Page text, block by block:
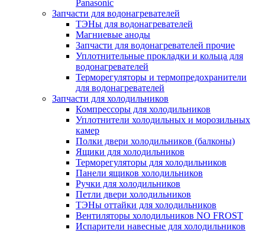
Panasonic
Запчасти для водонагревателей
ТЭНы для водонагревателей
Магниевые аноды
Запчасти для водонагревателей прочие
Уплотнительные прокладки и кольца для
водонагревателей
Терморегуляторы и термопредохранители
для водонагревателей
Запчасти для холодильников
Компрессоры для холодильников
Уплотнители холодильных и морозильных
камер
Полки двери холодильников (балконы)
Ящики для холодильников
Терморегуляторы для холодильников
Панели ящиков холодильников
Ручки для холодильников
Петли двери холодильников
ТЭНы оттайки для холодильников
Вентиляторы холодильников NO FROST
Испарители навесные для холодильников